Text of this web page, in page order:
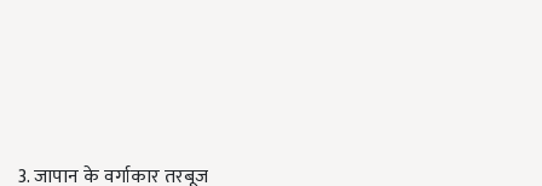
3. जापान के वर्गाकार तरबूज